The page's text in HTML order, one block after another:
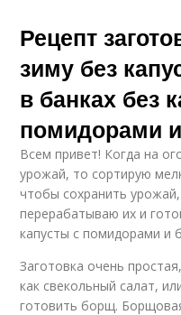
Рецепт
зиму без
в банках без
помидорами
Всем привет! Когда на
урожай, то сортирую
чтобы сохранить
перерабатываю их и
капусты с помидорами и
Заготовка очень
как свекольный салат,
готовить борщ.